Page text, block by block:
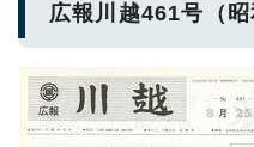
広報川越461号（昭